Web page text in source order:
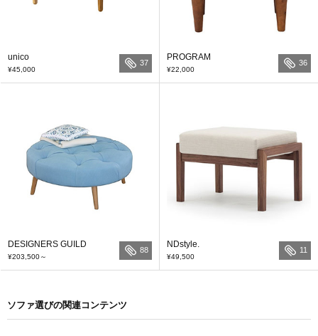
unico
¥45,000
37
PROGRAM
¥22,000
36
DESIGNERS GUILD
¥203,500～
88
NDstyle.
¥49,500
11
ソファ選びの関連コンテンツ